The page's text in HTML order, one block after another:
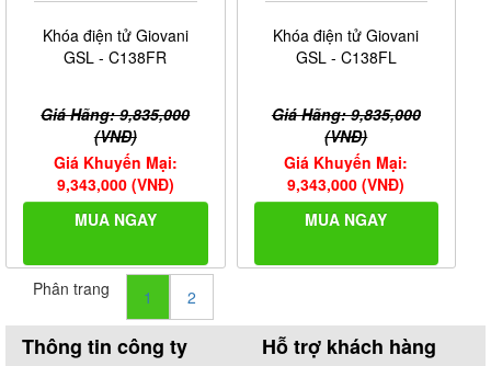
Khóa điện tử Giovani
GSL - C138FR
Giá Hãng: 9,835,000
(VNĐ)
Giá Khuyến Mại:
9,343,000 (VNĐ)
MUA NGAY
Khóa điện tử Giovani
GSL - C138FL
Giá Hãng: 9,835,000
(VNĐ)
Giá Khuyến Mại:
9,343,000 (VNĐ)
MUA NGAY
Phân trang 1 2
Thông tin công ty Hỗ trợ khách hàng